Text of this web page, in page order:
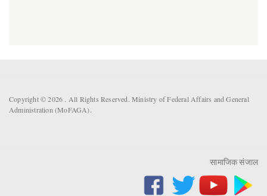
Copyright © 2026 . All Rights Reserved. Ministry of Federal Affairs and General
Administration (MoFAGA).
सामाजिक संजाल